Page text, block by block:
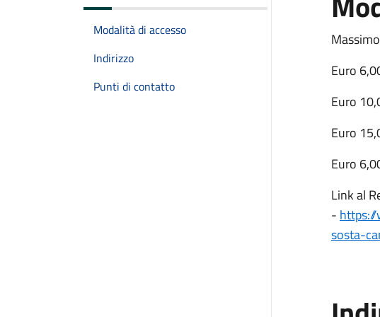
Modalità di accesso
Indirizzo
Punti di contatto
Euro
Euro
Euro
Euro
Link al
-
sosta-